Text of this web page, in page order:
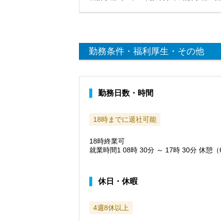
勤務条件・福利厚生・その他
勤務日数・時間
18時までに退社可能
18時終業可
就業時間1 08時 30分 ～ 17時 30分 休憩（
休日・休暇
4週8休以上